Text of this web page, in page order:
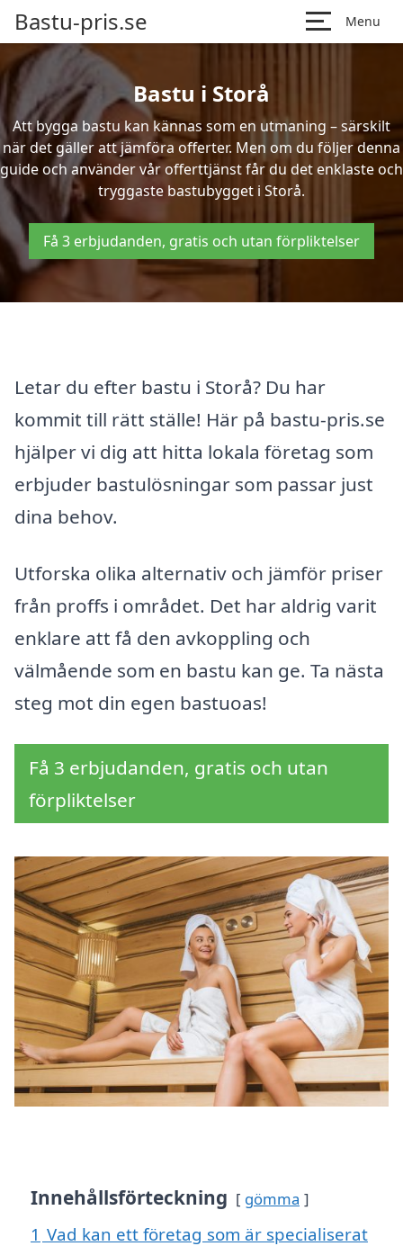
Bastu-pris.se Menu
Bastu i Storå
Att bygga bastu kan kännas som en utmaning – särskilt
när det gäller att jämföra offerter. Men om du följer denna
guide och använder vår offerttjänst får du det enklaste och
tryggaste bastubygget i Storå.
Få 3 erbjudanden, gratis och utan förpliktelser
Letar du efter bastu i Storå? Du har
kommit till rätt ställe! Här på bastu-pris.se
hjälper vi dig att hitta lokala företag som
erbjuder bastulösningar som passar just
dina behov.
Utforska olika alternativ och jämför priser
från proffs i området. Det har aldrig varit
enklare att få den avkoppling och
välmående som en bastu kan ge. Ta nästa
steg mot din egen bastuoas!
Få 3 erbjudanden, gratis och utan
förpliktelser
Innehållsförteckning gömma
1 Vad kan ett företag som är specialiserat